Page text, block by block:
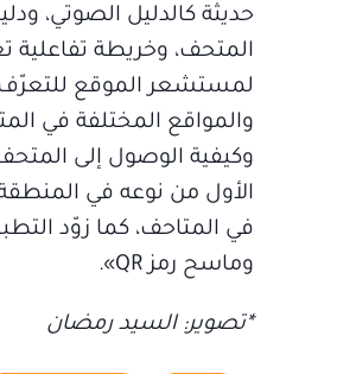
حديثة كالدليل الصوتي،
المتحف، وخريطة تفاعلية
لمستشعر الموقع للتعرّف
والمواقع المختلفة في
وكيفية الوصول إلى
الأول من نوعه في
في المتاحف، كما زوّد
وماسح رمز QR».
*تصوير: السيد رمضان